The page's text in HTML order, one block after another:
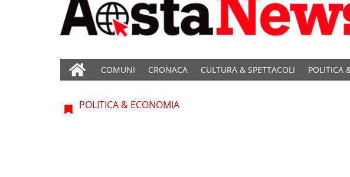
COMUNI CRONACA CULTURA & SPETTACOLI POLITICA
POLITICA & ECONOMIA